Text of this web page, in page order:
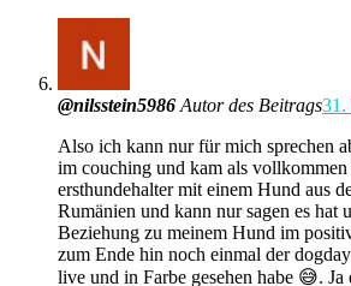
@nilsstein5986 Autor des Beitrags31.
Also ich kann nur für mich sprechen
im couching und kam als
ersthundehalter mit einem Hund aus
Rumänien und kann nur sagen es hat
Beziehung zu meinem Hund im
zum Ende hin noch einmal der
live und in Farbe gesehen habe 😅.